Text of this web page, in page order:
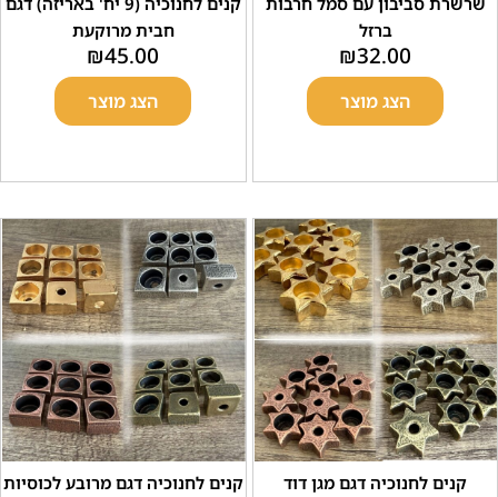
₪
הצג מוצר
חבית מרוקעת
₪
הצג מוצר
לחנוכיה דגם מגן דוד
קנים לחנוכיה דגם מרובע לכוסיות